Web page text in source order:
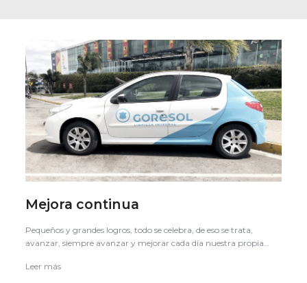
Mejora continua
Pequeños y grandes logros, todo se celebra, de eso se trata,
avanzar, siempre avanzar y mejorar cada día nuestra propia…
Leer más